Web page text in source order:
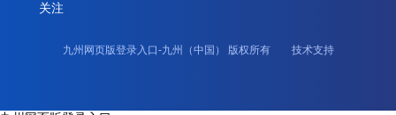
关注
九州网页版登录入口-九州（中国） 版权所有 技术支持